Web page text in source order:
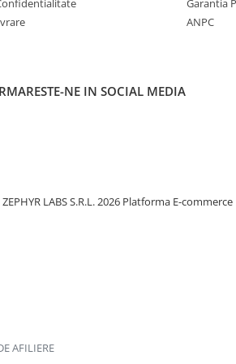
Garantia
ANPC
NE IN SOCIAL MEDIA
LABS S.R.L. 2026 Platforma E-commerce
AFILIERE